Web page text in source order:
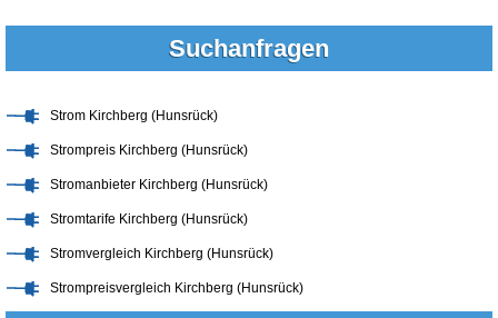
Suchanfragen
Strom Kirchberg (Hunsrück)
Strompreis Kirchberg (Hunsrück)
Stromanbieter Kirchberg (Hunsrück)
Stromtarife Kirchberg (Hunsrück)
Stromvergleich Kirchberg (Hunsrück)
Strompreisvergleich Kirchberg (Hunsrück)